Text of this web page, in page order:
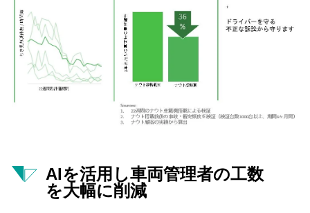
AIを活用し車両管理者の工数
を大幅に削減